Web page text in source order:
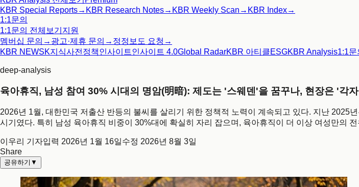
KBR Special Reports→ KBR Research Notes→ KBR Weekly Scan → KBR Index→
1:1문의
1:1문의 전체보기 지원
멤버십 문의 → 광고·제휴 문의 → 정정보도 요청 →
KBR NEWSK지식사전 정책인사이트인사이트 4.0Global RadarKBR 아티클ESGKBR Analysis1:1문
deep-analysis
육아휴직, 남성 참여 30% 시대의 명암(明暗): 제도는 '스웨덴'을 꿈꾸나, 현장은 '각
2026년 1월, 대한민국 저출산 반등의 불씨를 살리기 위한 정책적 노력이 계속되고 있다. 지난
시기였다. 특히 남성 육아휴직 비중이 30%대에 확실히 자리 잡으며, 육아휴직이 더 이상 여성만의
이우리 기자입력 2026년 1월 16일수정 2026년 8월 3일
Share
공유하기 ▼